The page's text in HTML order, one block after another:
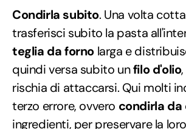
Condirla subito. Una volta
trasferisci subito la pasta
teglia da forno larga e
quindi versa subito unfilo d'olio
rischia di attaccarsi. Qui molti
terzo errore, ovvero condirla da
ingredienti, per preservare la